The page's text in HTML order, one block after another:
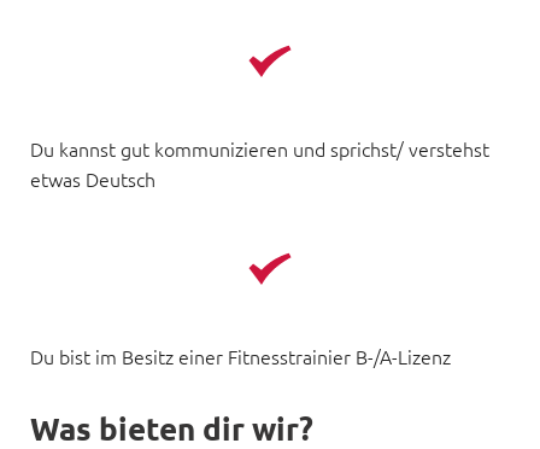
Du kannst gut kommunizieren und sprichst/ verstehst
etwas Deutsch
Du bist im Besitz einer Fitnesstrainier B-/A-Lizenz
Was bieten dir wir?